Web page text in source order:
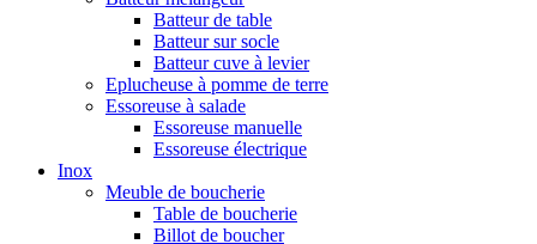
Batteur de table
Batteur sur socle
Batteur cuve à levier
Eplucheuse à pomme de terre
Essoreuse à salade
Essoreuse manuelle
Essoreuse électrique
Inox
Meuble de boucherie
Table de boucherie
Billot de boucher